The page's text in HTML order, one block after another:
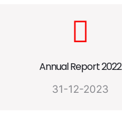
Annual Report 2022
31-12-2023